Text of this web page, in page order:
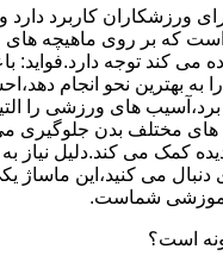
ورزشکاران کاربرد دارد
که بر روی ماهیچه
می کند توجه
به بهترین نحو انجام
برد،آسیب های ورزشی را
مختلف بدن جلوگیری می
کمک می کند.دلیل نیاز
می کنید،این ماساژ
شماست.
است؟